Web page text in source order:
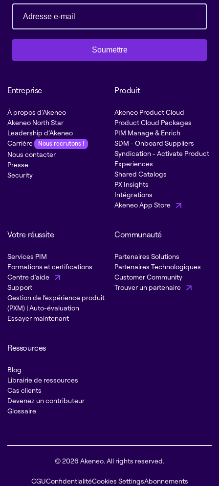
Soumettre
Entreprise
À propos d’Akeneo
Akeneo North Star
Leadership d’Akeneo
Carrière
Nous recrutons !
Nous contacter
Presse
Security
Produit
Akeneo Product Cloud
Product Cloud Packages
PIM Manage & Enrich
SDM - Onboard Suppliers
Syndication - Activate Product
Experiences
Shared Catalogs
PX Insights
Intégrations
Akeneo App Store
Votre réussite
Services PIM
Formations et certifications
Centre d’aide
Support
Gestion de l’expérience produit
(PXM) | Auto-évaluation
Essayer maintenant
Communauté
Partenaires Solutions
Partenaires Technologiques
Customer Community
Trouver un partenaire
Ressources
Blog
Librairie de ressources
Cas clients
Devenez un contributeur
Glossaire
© 2026 Akeneo. All rights reserved.
CGUConfidentialitéCookies SettingsAbonnements